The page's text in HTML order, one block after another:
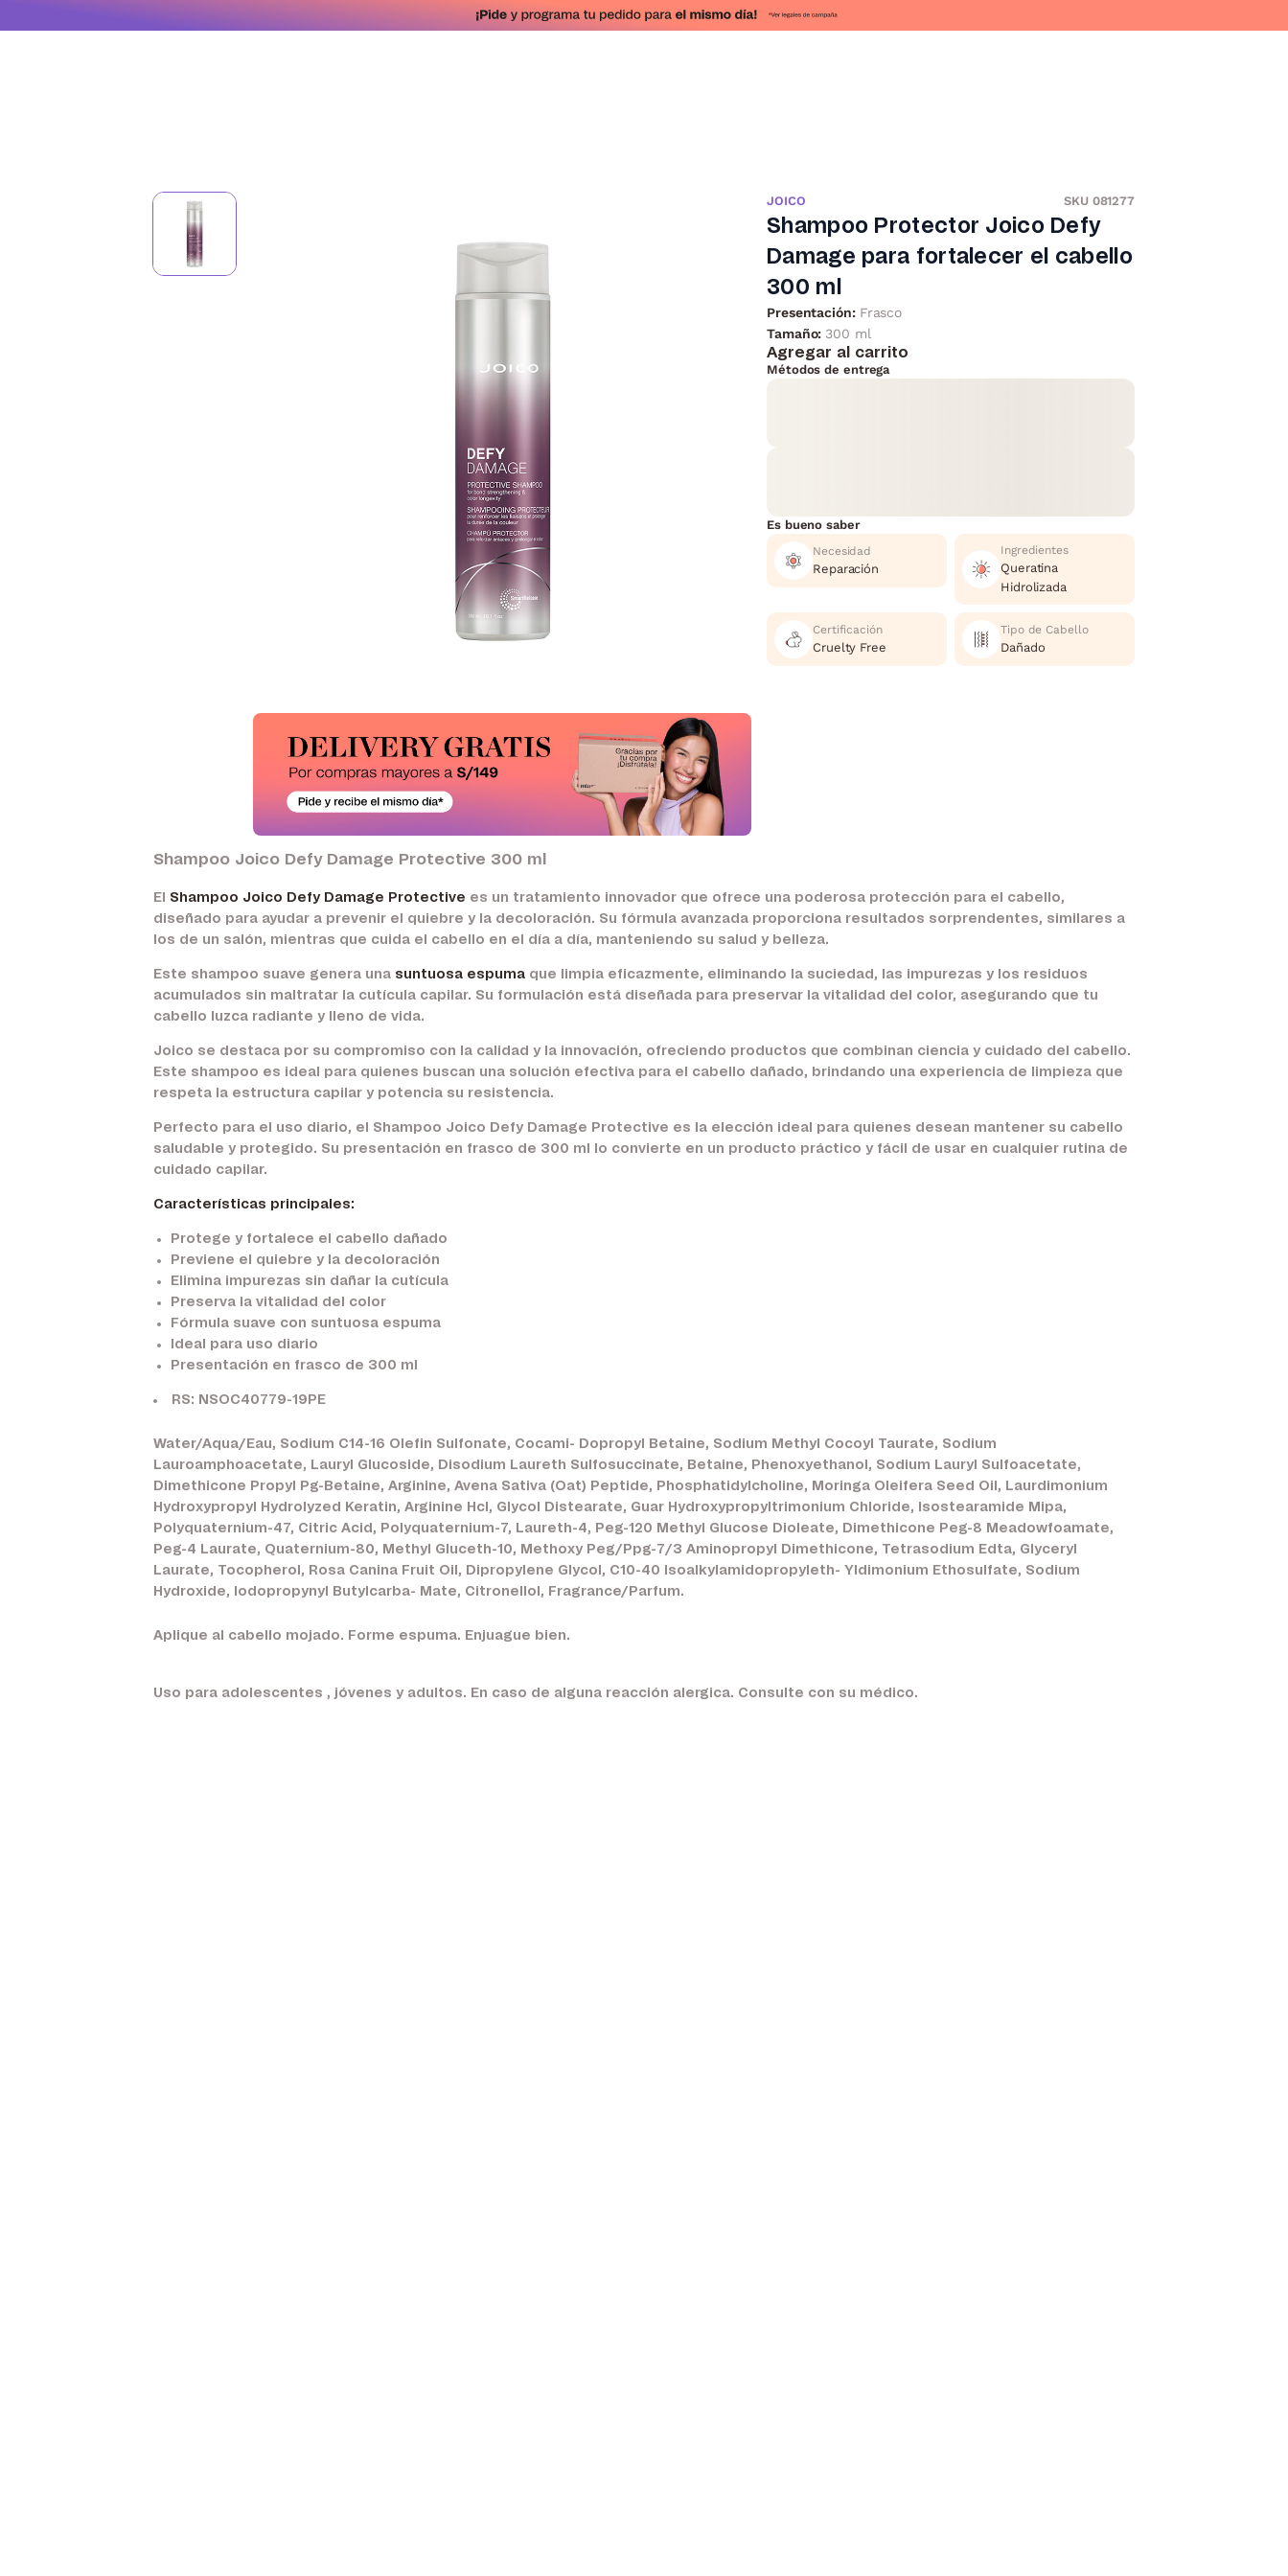
JOICO SKU 081277
Shampoo Protector Joico Defy
Damage para fortalecer el cabello
300 ml
Presentación: Frasco
Tamaño: 300 ml
Agregar al carrito
Métodos de entrega
Es bueno saber
Necesidad
Reparación
Ingredientes
Queratina
Hidrolizada
Certificación
Cruelty Free
Tipo de Cabello
Dañado
Shampoo Joico Defy Damage Protective 300 ml
El Shampoo Joico Defy Damage Protective es un tratamiento innovador que ofrece una poderosa protección para el cabello,
diseñado para ayudar a prevenir el quiebre y la decoloración. Su fórmula avanzada proporciona resultados sorprendentes, similares a
los de un salón, mientras que cuida el cabello en el día a día, manteniendo su salud y belleza.
Este shampoo suave genera una suntuosa espuma que limpia eficazmente, eliminando la suciedad, las impurezas y los residuos
acumulados sin maltratar la cutícula capilar. Su formulación está diseñada para preservar la vitalidad del color, asegurando que tu
cabello luzca radiante y lleno de vida.
Joico se destaca por su compromiso con la calidad y la innovación, ofreciendo productos que combinan ciencia y cuidado del cabello.
Este shampoo es ideal para quienes buscan una solución efectiva para el cabello dañado, brindando una experiencia de limpieza que
respeta la estructura capilar y potencia su resistencia.
Perfecto para el uso diario, el Shampoo Joico Defy Damage Protective es la elección ideal para quienes desean mantener su cabello
saludable y protegido. Su presentación en frasco de 300 ml lo convierte en un producto práctico y fácil de usar en cualquier rutina de
cuidado capilar.
Características principales:
Protege y fortalece el cabello dañado
Previene el quiebre y la decoloración
Elimina impurezas sin dañar la cutícula
Preserva la vitalidad del color
Fórmula suave con suntuosa espuma
Ideal para uso diario
Presentación en frasco de 300 ml
RS: NSOC40779-19PE
Water/Aqua/Eau, Sodium C14-16 Olefin Sulfonate, Cocami- Dopropyl Betaine, Sodium Methyl Cocoyl Taurate, Sodium
Lauroamphoacetate, Lauryl Glucoside, Disodium Laureth Sulfosuccinate, Betaine, Phenoxyethanol, Sodium Lauryl Sulfoacetate,
Dimethicone Propyl Pg-Betaine, Arginine, Avena Sativa (Oat) Peptide, Phosphatidylcholine, Moringa Oleifera Seed Oil, Laurdimonium
Hydroxypropyl Hydrolyzed Keratin, Arginine Hcl, Glycol Distearate, Guar Hydroxypropyltrimonium Chloride, Isostearamide Mipa,
Polyquaternium-47, Citric Acid, Polyquaternium-7, Laureth-4, Peg-120 Methyl Glucose Dioleate, Dimethicone Peg-8 Meadowfoamate,
Peg-4 Laurate, Quaternium-80, Methyl Gluceth-10, Methoxy Peg/Ppg-7/3 Aminopropyl Dimethicone, Tetrasodium Edta, Glyceryl
Laurate, Tocopherol, Rosa Canina Fruit Oil, Dipropylene Glycol, C10-40 Isoalkylamidopropyleth- Yldimonium Ethosulfate, Sodium
Hydroxide, Iodopropynyl Butylcarba- Mate, Citronellol, Fragrance/Parfum.
Aplique al cabello mojado. Forme espuma. Enjuague bien.
Uso para adolescentes , jóvenes y adultos. En caso de alguna reacción alergica. Consulte con su médico.